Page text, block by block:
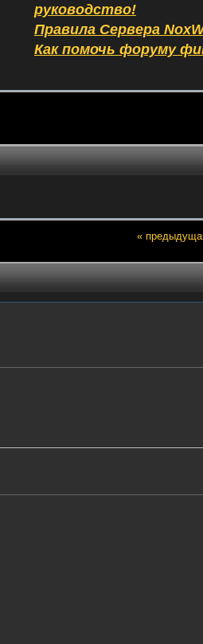
руководство!
Правила Сервера
Как помочь форуму
«